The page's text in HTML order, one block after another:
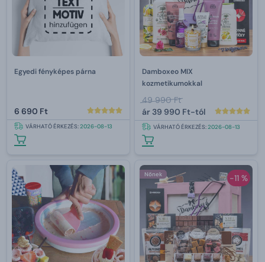
Egyedi fényképes párna
6 690 Ft
VÁRHATÓ ÉRKEZÉS:2026-08-13
Damboxeo MIX
kozmetikumokkal
49 990 Ft
ár39 990 Ft-tól
VÁRHATÓ ÉRKEZÉS:2026-08-13
-11 %
Nőnek